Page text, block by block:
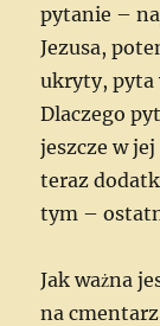
pytanie –
Jezusa,
ukryty, pyta
Dlaczego
jeszcze w
teraz
tym –
Jak ważna
na